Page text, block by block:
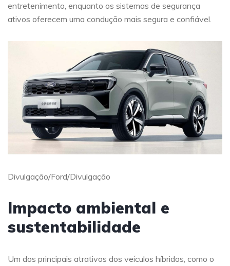
entretenimento, enquanto os sistemas de segurança
ativos oferecem uma condução mais segura e confiável.
Divulgação/Ford/Divulgação
Impacto ambiental e
sustentabilidade
Um dos principais atrativos dos veículos híbridos, como o